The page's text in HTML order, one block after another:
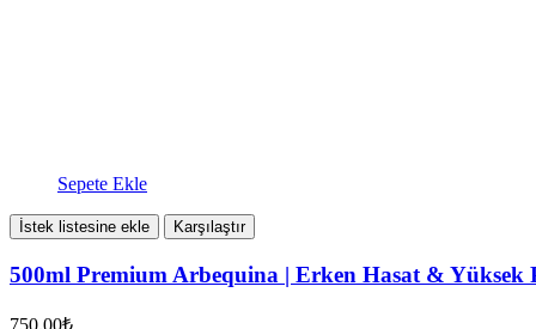
Sepete Ekle
İstek listesine ekle Karşılaştır
500ml Premium Arbequina | Erken Hasat & Yüksek
750.00₺